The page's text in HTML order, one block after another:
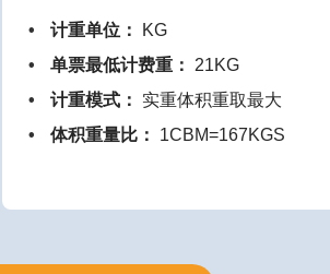
计重单位：
KG
单票最低计费重：
21KG
计重模式：
实重体积重取最大
体积重量比：
1CBM=167KGS